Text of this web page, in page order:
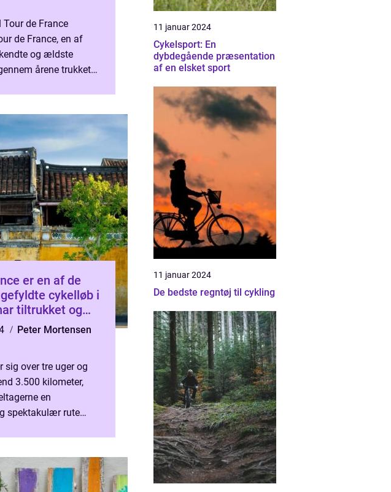
de France
de France, en af
og ældste
årene trukket
er en af de
cykelløb i
tiltrukket og
og
i årtier
Peter Mortensen
sig over tre uger og
3.500 kilometer,
en
spektakulær rute
11 januar 2024
Cykelsport: En
dybdegående præsentation
af en elsket sport
11 januar 2024
De bedste regntøj til cykling